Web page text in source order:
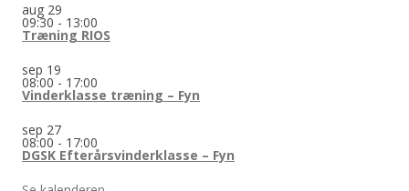
aug 29
09:30 - 13:00
Træning RIOS
sep 19
08:00 - 17:00
Vinderklasse træning – Fyn
sep 27
08:00 - 17:00
DGSK Efterårsvinderklasse – Fyn